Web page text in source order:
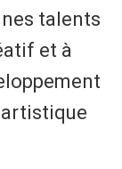
talents
et à